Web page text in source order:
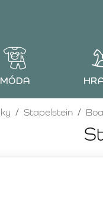
MÓDA
Stapelstein